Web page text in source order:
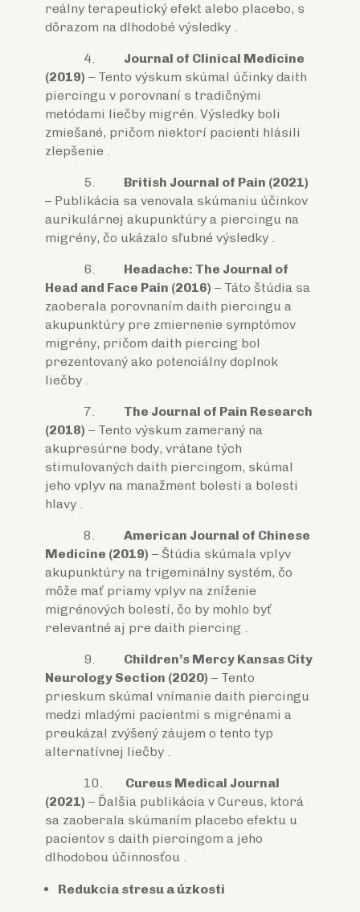
reálny terapeutický efekt alebo placebo, s
dôrazom na dlhodobé výsledky .
4. Journal of Clinical Medicine
(2019) – Tento výskum skúmal účinky daith
piercingu v porovnaní s tradičnými
metódami liečby migrén. Výsledky boli
zmiešané, pričom niektorí pacienti hlásili
zlepšenie .
5. British Journal of Pain (2021)
– Publikácia sa venovala skúmaniu účinkov
aurikulárnej akupunktúry a piercingu na
migrény, čo ukázalo sľubné výsledky .
6. Headache: The Journal of
Head and Face Pain (2016) – Táto štúdia sa
zaoberala porovnaním daith piercingu a
akupunktúry pre zmiernenie symptómov
migrény, pričom daith piercing bol
prezentovaný ako potenciálny doplnok
liečby .
7. The Journal of Pain Research
(2018) – Tento výskum zameraný na
akupresúrne body, vrátane tých
stimulovaných daith piercingom, skúmal
jeho vplyv na manažment bolesti a bolesti
hlavy .
8. American Journal of Chinese
Medicine (2019) – Štúdia skúmala vplyv
akupunktúry na trigeminálny systém, čo
môže mať priamy vplyv na zníženie
migrénových bolestí, čo by mohlo byť
relevantné aj pre daith piercing .
9. Children’s Mercy Kansas City
Neurology Section (2020) – Tento
prieskum skúmal vnímanie daith piercingu
medzi mladými pacientmi s migrénami a
preukázal zvýšený záujem o tento typ
alternatívnej liečby .
10. Cureus Medical Journal
(2021) – Ďalšia publikácia v Cureus, ktorá
sa zaoberala skúmaním placebo efektu u
pacientov s daith piercingom a jeho
dlhodobou účinnosťou .
Redukcia stresu a úzkosti